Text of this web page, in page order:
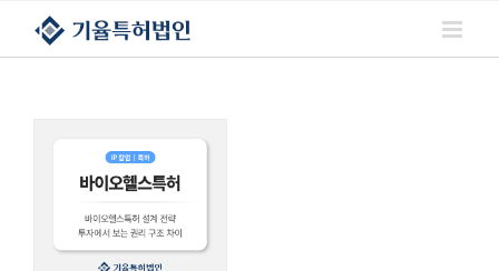
콘텐츠로
건너뛰기